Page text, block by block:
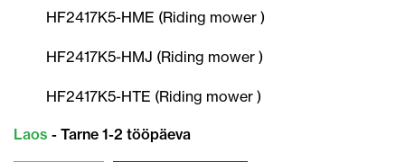
HF2417K5-HME (Riding mower )
HF2417K5-HMJ (Riding mower )
HF2417K5-HTE (Riding mower )
Laos - Tarne 1-2 tööpäeva